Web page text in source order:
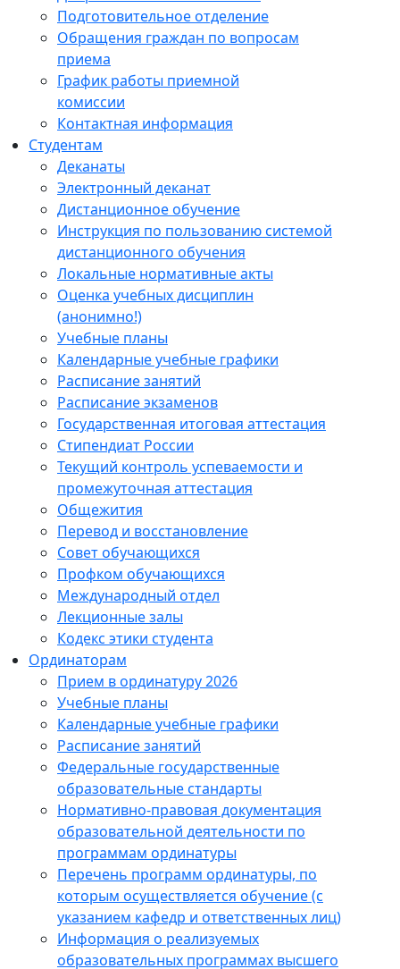
Подготовительное отделение
Обращения граждан по вопросам
приема
График работы приемной
комиссии
Контактная информация
Студентам
Деканаты
Электронный деканат
Дистанционное обучение
Инструкция по пользованию системой
дистанционного обучения
Локальные нормативные акты
Оценка учебных дисциплин
(анонимно!)
Учебные планы
Календарные учебные графики
Расписание занятий
Расписание экзаменов
Государственная итоговая аттестация
Стипендиат России
Текущий контроль успеваемости и
промежуточная аттестация
Общежития
Перевод и восстановление
Совет обучающихся
Профком обучающихся
Международный отдел
Лекционные залы
Кодекс этики студента
Ординаторам
Прием в ординатуру 2026
Учебные планы
Календарные учебные графики
Расписание занятий
Федеральные государственные
образовательные стандарты
Нормативно-правовая документация
образовательной деятельности по
программам ординатуры
Перечень программ ординатуры, по
которым осуществляется обучение (с
указанием кафедр и ответственных лиц)
Информация о реализуемых
образовательных программах высшего